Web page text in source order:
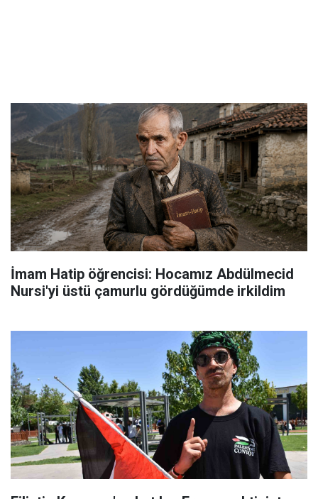
İmam Hatip öğrencisi: Hocamız Abdülmecid
Nursi'yi üstü çamurlu gördüğümde irkildim